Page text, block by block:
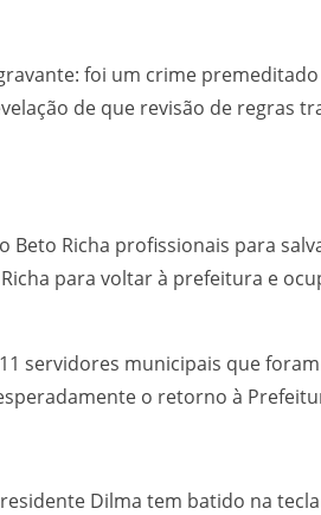
foi um crime
de que revisão de regras
Richa profissionais para
para voltar à prefeitura e
servidores municipais que
o retorno à
Dilma tem batido na